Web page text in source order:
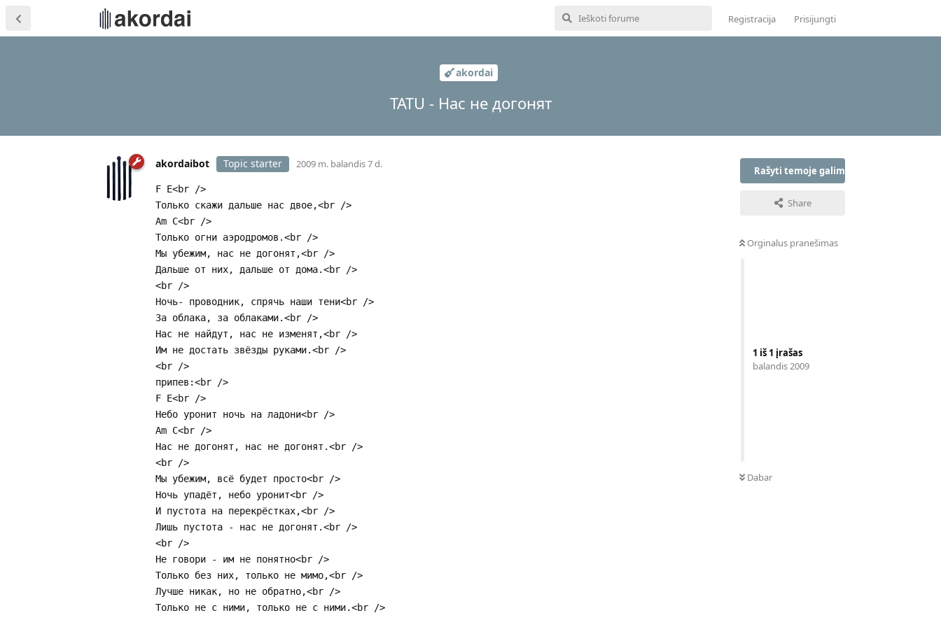
Registracija Prisijungti
akordai
TATU - Hас не догонят
Rašyti temoje galima tik prisijungus
Share
Orginalus pranešimas
1 iš 1 įrašas
balandis 2009
Dabar
akordaibot Topic starter 2009 m. balandis 7 d.
F E<br />
Только скажи дальше нас двое,<br />
Am C<br />
Только огни аэродромов.<br />
Мы убежим, нас не догонят,<br />
Дальше от них, дальше от дома.<br />
<br />
Hочь- проводник, спрячь наши тени<br />
За облака, за облаками.<br />
Hас не найдут, нас не изменят,<br />
Им не достать звёзды руками.<br />
<br />
припев:<br />
F E<br />
Hебо уронит ночь на ладони<br />
Am C<br />
Hас не догонят, нас не догонят.<br />
<br />
Мы убежим, всё будет просто<br />
Hочь упадёт, небо уронит<br />
И пустота на перекрёстках,<br />
Лишь пустота - нас не догонят.<br />
<br />
Hе говори - им не понятно<br />
Только без них, только не мимо,<br />
Лучше никак, но не обратно,<br />
Только не с ними, только не с ними.<br />